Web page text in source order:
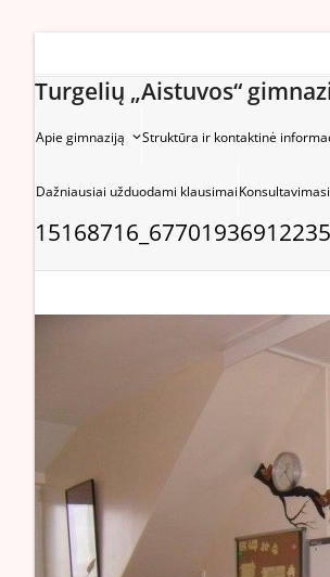
Turgelių „Aistuvos“
Apie gimnaziją Struktūra ir kontaktinė
Dažniausiai užduodami klausimai